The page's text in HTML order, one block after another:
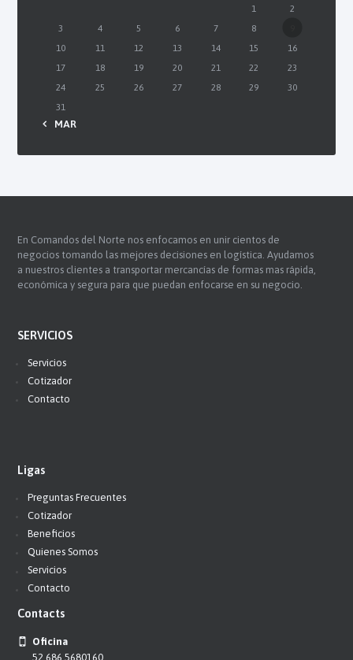
1
2
3
4 5 6 7 8
10
11 12 13 14 15
16
17
18 19 20 21 22
23
24
25 26 27 28 29
30
31
« MAR
En Comandos del Norte nos enfocamos en unir cientos de
negocios tomando las mejores decisiones en logística. Ayudamos
a nuestros clientes a transportar mercancías de formas mas rápida,
económica y segura para que puedan enfocarse en su negocio.
SERVICIOS
Servicios
Cotizador
Contacto
Ligas
Preguntas Frecuentes
Cotizador
Beneficios
Quienes Somos
Servicios
Contacto
Contacts
Oficina
52 686 5680160